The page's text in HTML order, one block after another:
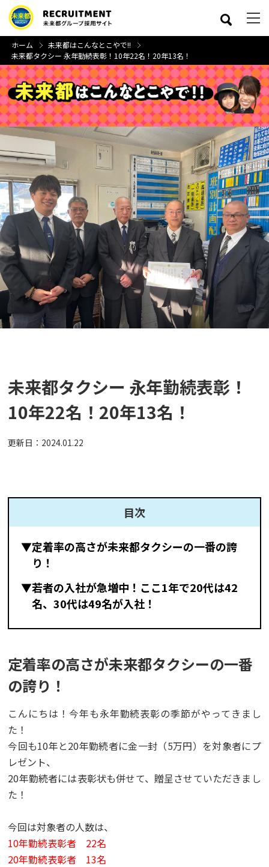
close
ホーム
未来都はこんなとこやで!!
未来都タクシー 永年勤続表彰！10年22名！20年13名！
未来都タクシー 永年勤続表彰！
10年22名！20年13名！
更新日： 2024.01.22
目次
▼定着率の高さが未来都タクシーの一番の誇
り！
▼若者の入社が急増中！ここ1年で20代は42
名、30代は49名が入社！
定着率の高さが未来都タクシーの一番
の誇り！
こんにちは！今年も永年勤続表彰の季節がやってきまし
た！
今回も10年と20年勤続者に金一封（5万円）を対象者にプ
レゼント、
20年勤続者には表彰状も併せて、贈呈させていただきまし
た！
今回は対象者の人数は、
10年勤続表彰者 22名
20年勤続表彰者 13名